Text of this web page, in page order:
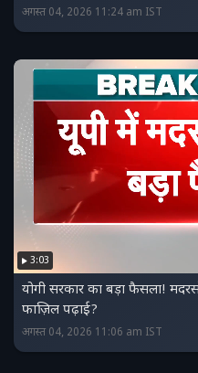
अगस्त 04, 2026 11:24 am IST
3:03
योगी सरकार का बड़ा फैसला!
फाज़िल पढ़ाई?
अगस्त 04, 2026 11:06 am IST